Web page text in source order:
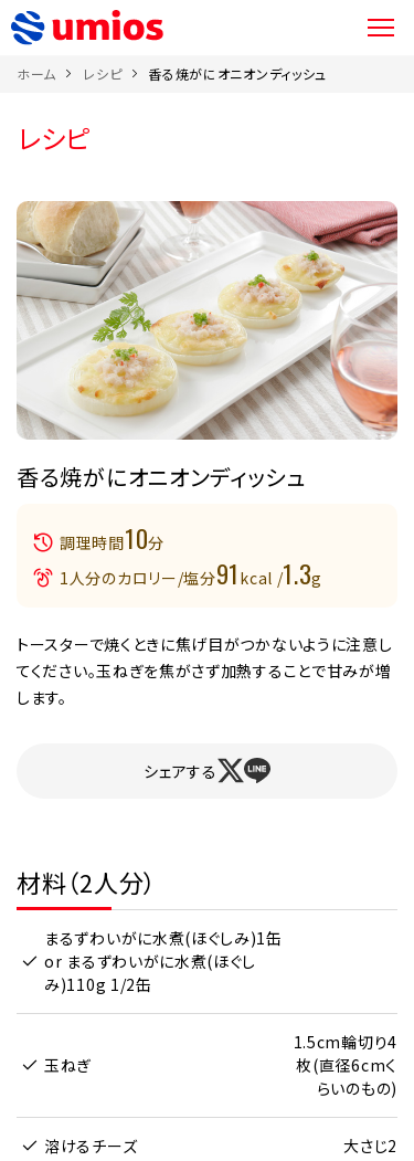
ホーム レシピ 香る焼がにオニオンディッシュ
レシピ
香る焼がにオニオンディッシュ
調理時間10分
1人分のカロリー/塩分91 kcal /1.3g
トースターで焼くときに焦げ目がつかないように注意し
てください。玉ねぎを焦がさず加熱することで甘みが増
します。
シェアする
材料（2人分）
まるずわいがに水煮(ほぐしみ)1缶
or まるずわいがに水煮(ほぐし
み)110g 1/2缶
玉ねぎ
1.5cm輪切り4
枚(直径6cmく
らいのもの)
溶けるチーズ 大さじ2